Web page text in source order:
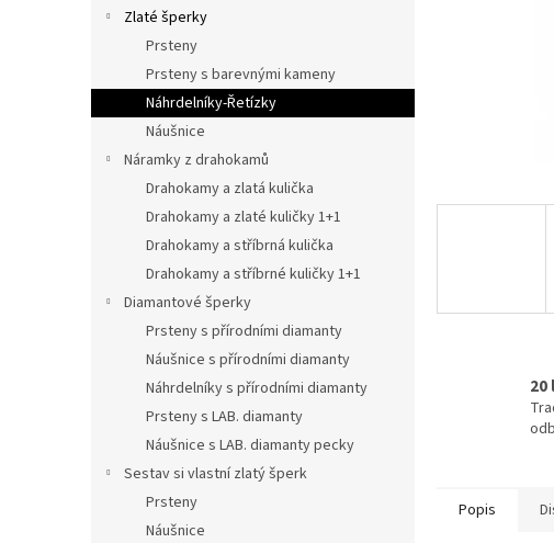
Zlaté šperky
Prsteny
Prsteny s barevnými kameny
Náhrdelníky-Řetízky
Náušnice
Náramky z drahokamů
Drahokamy a zlatá kulička
Drahokamy a zlaté kuličky 1+1
Drahokamy a stříbrná kulička
Drahokamy a stříbrné kuličky 1+1
Diamantové šperky
Prsteny s přírodními diamanty
Náušnice s přírodními diamanty
Náhrdelníky s přírodními diamanty
Prsteny s LAB. diamanty
Náušnice s LAB. diamanty pecky
Sestav si vlastní zlatý šperk
Prsteny
Náušnice
Popis